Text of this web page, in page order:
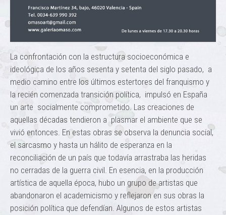
La confrontación con la estructura socioeconómica e
ideológica de los años sesenta y setenta del siglo pasado, a
medio camino entre los últimos estertores del franquismo y
la recién comenzada transición política, impulsó en España
un arte socialmente comprometido. Las creaciones de
aquellas décadas tendieron a plasmar el ambiente que se
vivió entonces. En estas obras se observa la denuncia social,
el sarcasmo y hasta un hálito de esperanza en la
reconciliación de un país que todavía arrastraba las heridas
no cerradas de la guerra civil. En esencia, en la producción
artística de aquella época, hubo un grupo de artistas que
abandonaron el academicismo y reflejaron en sus obras la
posición política que defendían. Algunos de estos artistas